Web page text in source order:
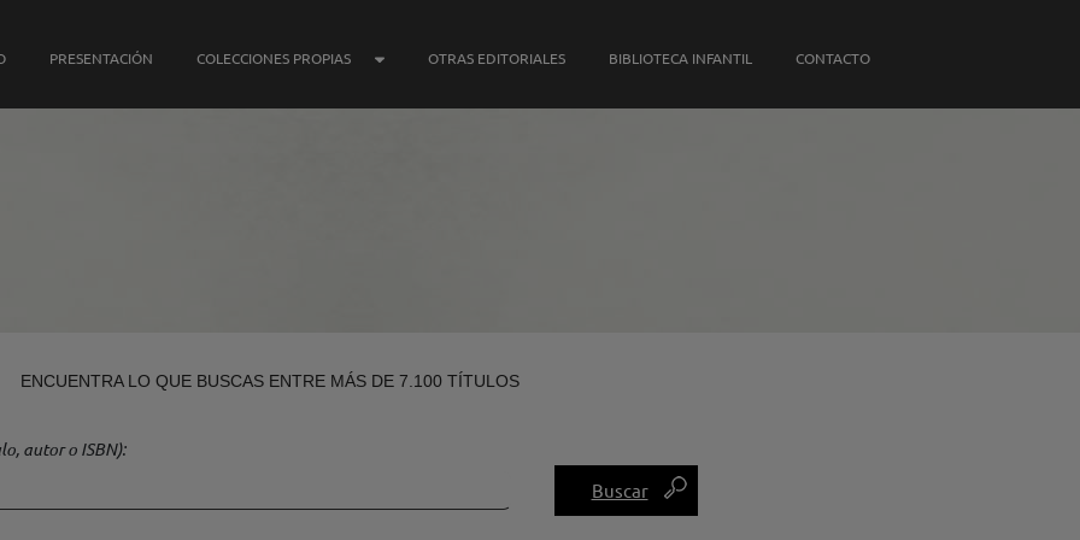
PRESENTACIÓN COLECCIONES PROPIAS SUBMENÚ COLECCIONES PROPIAS
OTRAS EDITORIALES BIBLIOTECA INFANTIL CONTACTO
ENCUENTRA LO QUE BUSCAS ENTRE MÁS DE 7.100 TÍTULOS
autor o ISBN)